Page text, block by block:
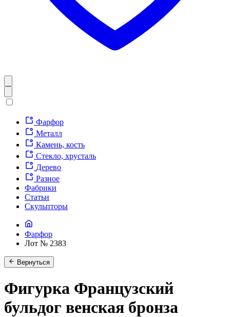
Фарфор
Металл
Камень, кость
Стекло, хрусталь
Дерево
Разное
Фабрики
Статьи
Скульпторы
Фарфор
Лот № 2383
Вернуться
Фигурка Французский
бульдог венская бронза